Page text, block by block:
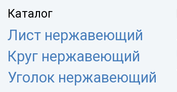
Каталог
Лист нержавеющий
Круг нержавеющий
Уголок нержавеющий